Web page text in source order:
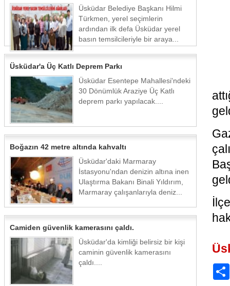
Üsküdar Belediye Başkanı Hilmi
Türkmen, yerel seçimlerin
ardından ilk defa Üsküdar yerel
basın temsilcileriyle bir araya...
Üsküdar'a Üç Katlı Deprem Parkı
Üsküdar Esentepe Mahallesi'ndeki
30 Dönümlük Araziye Üç Katlı
deprem parkı yapılacak....
Boğazın 42 metre altında kahvaltı
Üsküdar'daki Marmaray
İstasyonu'ndan denizin altına inen
Ulaştırma Bakanı Binali Yıldırım,
Marmaray çalışanlarıyla deniz...
Camiden güvenlik kamerasını çaldı.
Üsküdar'da kimliği belirsiz bir kişi
caminin güvenlik kamerasını
çaldı....